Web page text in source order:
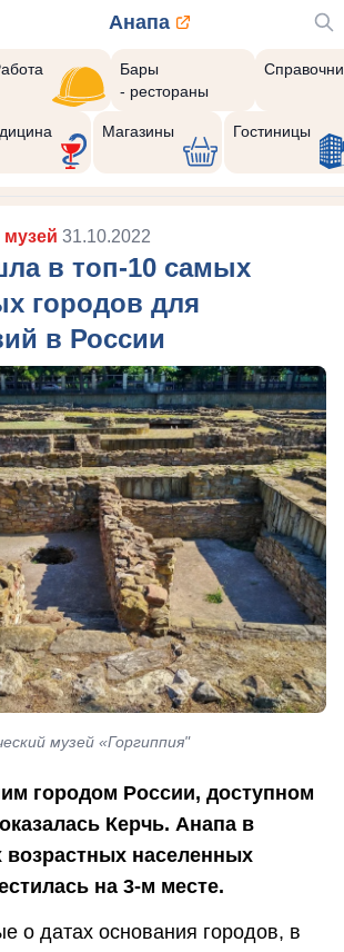
Анапа
Бары
- рестораны
Магазины Гостиницы
музей 31.10.2022
в топ-10 самых
городов для
в России
музей «Горгиппия"
городом России, доступном
Керчь. Анапа в
возрастных населенных
на 3-м месте.
о датах основания городов, в